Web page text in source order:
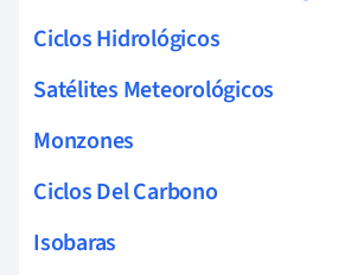
Ciclos Hidrológicos
Satélites Meteorológicos
Monzones
Ciclos Del Carbono
Isobaras